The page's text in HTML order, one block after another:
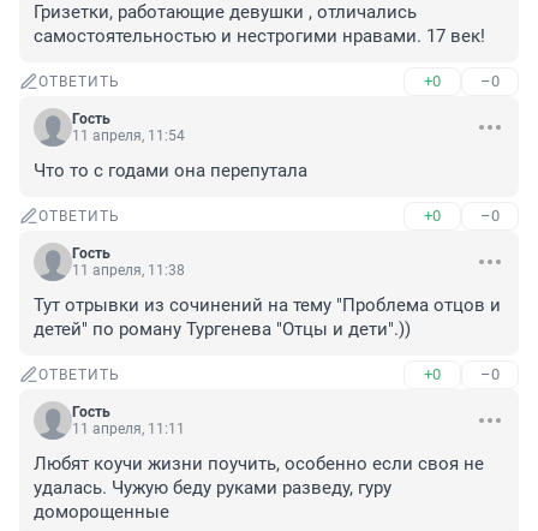
Гризетки, работающие девушки , отличались
самостоятельностью и нестрогими нравами. 17 век!
ОТВЕТИТЬ +0 –0
Гость
11 апреля, 11:54
Что то с годами она перепутала
ОТВЕТИТЬ +0 –0
Гость
11 апреля, 11:38
Тут отрывки из сочинений на тему "Проблема отцов и
детей" по роману Тургенева "Отцы и дети".))
ОТВЕТИТЬ +0 –0
Гость
11 апреля, 11:11
Любят коучи жизни поучить, особенно если своя не
удалась. Чужую беду руками разведу, гуру
доморощенные